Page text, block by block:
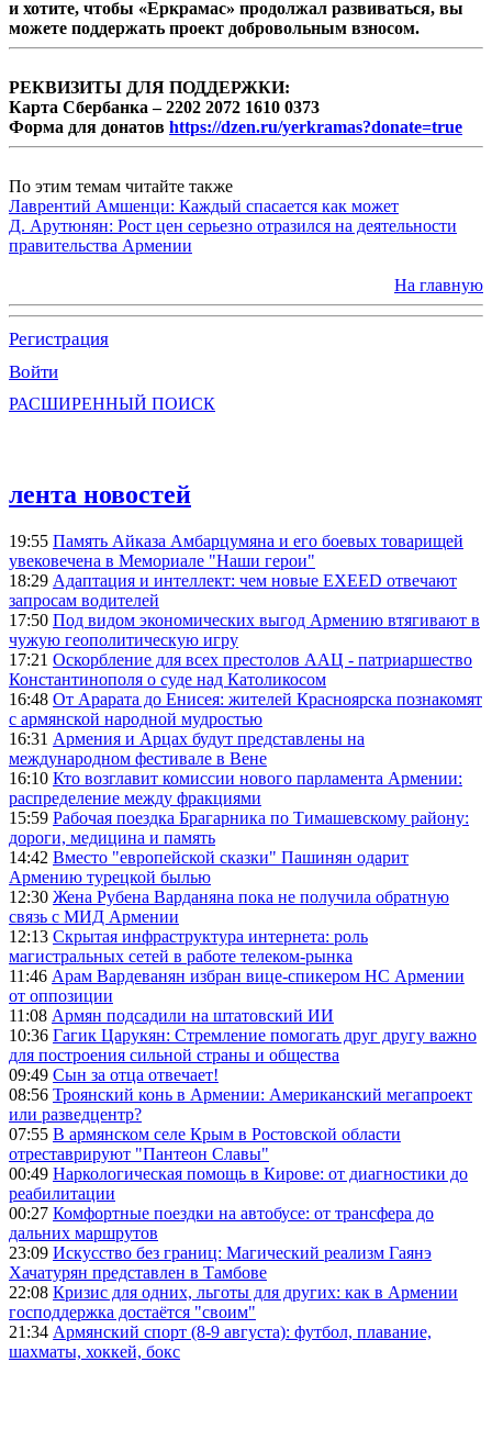
и хотите, чтобы «Еркрамас» продолжал развиваться, вы
можете поддержать проект добровольным взносом.
РЕКВИЗИТЫ ДЛЯ ПОДДЕРЖКИ:
Карта Сбербанка – 2202 2072 1610 0373
Форма для донатов https://dzen.ru/yerkramas?donate=true
По этим темам читайте также
Лаврентий Амшенци: Каждый спасается как может
Д. Арутюнян: Рост цен серьезно отразился на деятельности
правительства Армении
На главную
Регистрация
Войти
РАСШИРЕННЫЙ ПОИСК
лента новостей
19:55 Память Айказа Амбарцумяна и его боевых товарищей
увековечена в Мемориале "Наши герои"
18:29 Адаптация и интеллект: чем новые EXEED отвечают
запросам водителей
17:50 Под видом экономических выгод Армению втягивают в
чужую геополитическую игру
17:21 Оскорбление для всех престолов ААЦ - патриаршество
Константинополя о суде над Католикосом
16:48 От Арарата до Енисея: жителей Красноярска познакомят
с армянской народной мудростью
16:31 Армения и Арцах будут представлены на
международном фестивале в Вене
16:10 Кто возглавит комиссии нового парламента Армении:
распределение между фракциями
15:59 Рабочая поездка Брагарника по Тимашевскому району:
дороги, медицина и память
14:42 Вместо "европейской сказки" Пашинян одарит
Армению турецкой былью
12:30 Жена Рубена Варданяна пока не получила обратную
связь с МИД Армении
12:13 Скрытая инфраструктура интернета: роль
магистральных сетей в работе телеком-рынка
11:46 Арам Вардеванян избран вице-спикером НС Армении
от оппозиции
11:08 Армян подсадили на штатовский ИИ
10:36 Гагик Царукян: Стремление помогать друг другу важно
для построения сильной страны и общества
09:49 Сын за отца отвечает!
08:56 Троянский конь в Армении: Американский мегапроект
или разведцентр?
07:55 В армянском селе Крым в Ростовской области
отреставрируют "Пантеон Славы"
00:49 Наркологическая помощь в Кирове: от диагностики до
реабилитации
00:27 Комфортные поездки на автобусе: от трансфера до
дальних маршрутов
23:09 Искусство без границ: Магический реализм Гаянэ
Хачатурян представлен в Тамбове
22:08 Кризис для одних, льготы для других: как в Армении
господдержка достаётся "своим"
21:34 Армянский спорт (8-9 августа): футбол, плавание,
шахматы, хоккей, бокс